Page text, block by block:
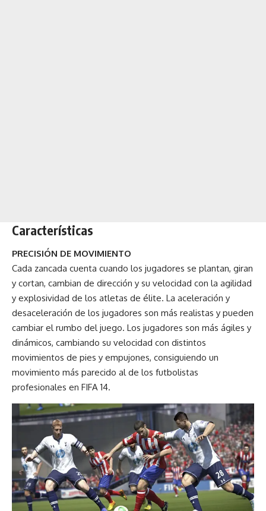
Características
PRECISIÓN DE MOVIMIENTO
Cada zancada cuenta cuando los jugadores se plantan, giran
y cortan, cambian de dirección y su velocidad con la agilidad
y explosividad de los atletas de élite. La aceleración y
desaceleración de los jugadores son más realistas y pueden
cambiar el rumbo del juego. Los jugadores son más ágiles y
dinámicos, cambiando su velocidad con distintos
movimientos de pies y empujones, consiguiendo un
movimiento más parecido al de los futbolistas
profesionales en FIFA 14.